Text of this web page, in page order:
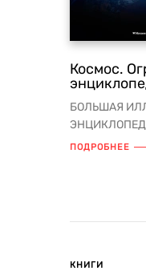
Космос.
БОЛЬШАЯ
ОТКРОЙТЕ
ПОДРОБНЕЕ
КНИГИ